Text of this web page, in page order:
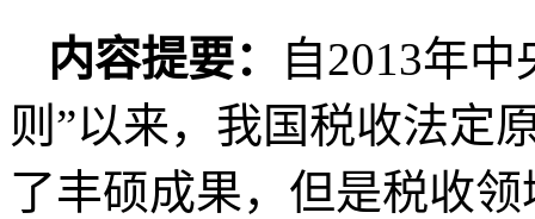
内容提要：
自2013年
则”以来，我国税收法定
了丰硕成果，但是税收